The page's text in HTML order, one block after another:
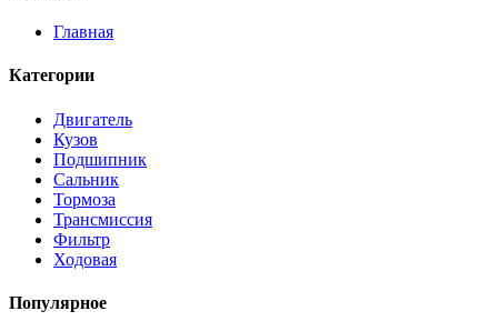
Главная
Категории
Двигатель
Кузов
Подшипник
Сальник
Тормоза
Трансмиссия
Фильтр
Ходовая
Популярное